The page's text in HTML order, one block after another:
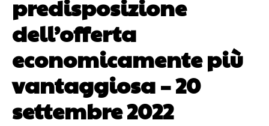
predisposizione
dell’offerta
economicamente più
vantaggiosa – 20
settembre 2022